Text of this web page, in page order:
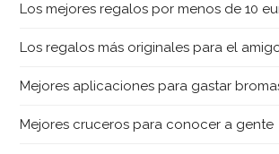
Los mejores regalos por menos de 10
Los regalos más originales para el
Mejores aplicaciones para gastar
Mejores cruceros para conocer a gente